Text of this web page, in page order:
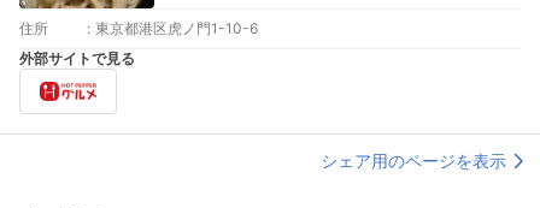
住所 : 東京都港区虎ノ門1-10-6
外部サイトで見る
シェア用のページを表示